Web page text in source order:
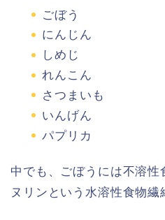
ごぼう
にんじん
しめじ
れんこん
さつまいも
いんげん
パプリカ
中でも、ごぼうには不溶性
ヌリンという水溶性食物繊